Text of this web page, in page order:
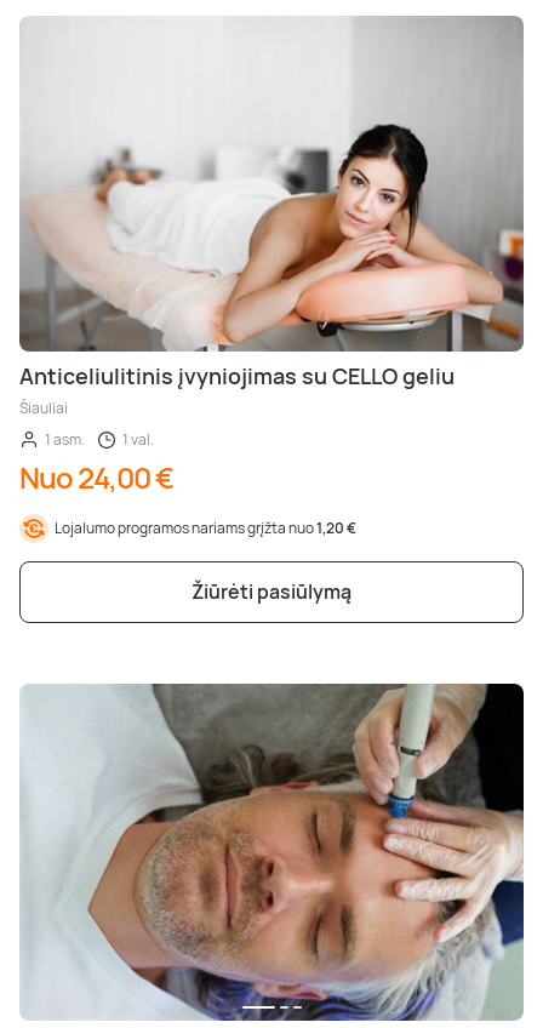
Anticeliulitinis įvyniojimas su CELLO geliu
Šiauliai
1 asm.
1 val.
Nuo 24,00 €
Lojalumo programos nariams grįžta nuo1,20 €
Žiūrėti pasiūlymą